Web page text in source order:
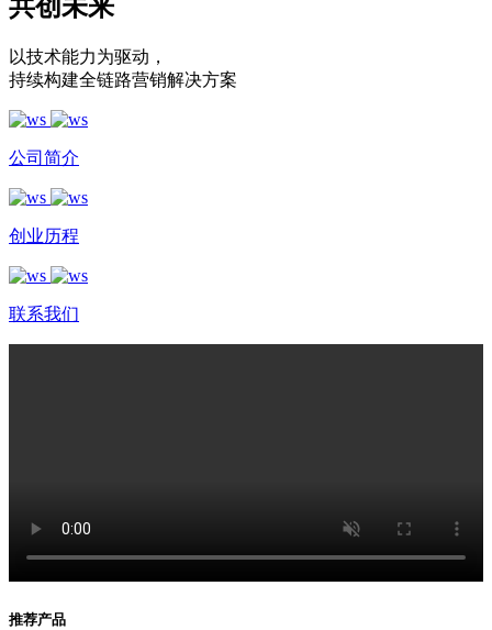
共创未来
以技术能力为驱动 ，
持续构建全链路营销解决方案
公司简介
创业历程
联系我们
推荐产品